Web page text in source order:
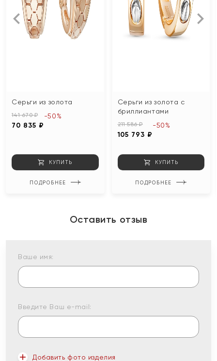
Серьги из золота
141 670 ₽
70 835 ₽
-50%
КУПИТЬ
ПОДРОБНЕЕ
Серьги из золота с
бриллиантами
211 586 ₽
105 793 ₽
-50%
КУПИТЬ
ПОДРОБНЕЕ
Оставить отзыв
Ваше имя:
Введите Ваш e-mail:
Добавить фото изделия